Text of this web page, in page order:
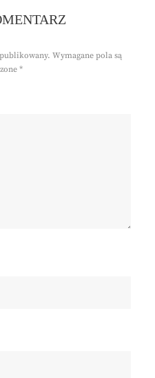
Wymagane pola są
*